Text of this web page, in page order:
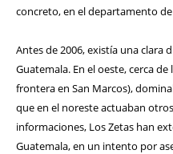
concreto, en el departamento
Antes de 2006, existía una clara
Guatemala. En el oeste, cerca
frontera en San Marcos),
que en el noreste actuaban
informaciones, Los Zetas han
Guatemala, en un intento por